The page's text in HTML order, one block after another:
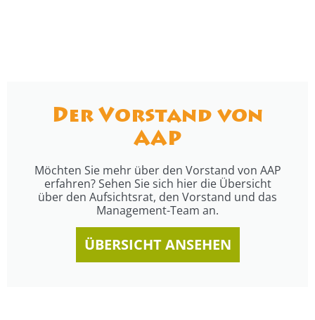
Der Vorstand von
AAP
Möchten Sie mehr über den Vorstand von AAP
erfahren? Sehen Sie sich hier die Übersicht
über den Aufsichtsrat, den Vorstand und das
Management-Team an.
ÜBERSICHT ANSEHEN